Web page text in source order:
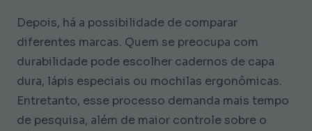
Depois, há a possibilidade de comparar
diferentes marcas. Quem se preocupa com
durabilidade pode escolher cadernos de capa
dura, lápis especiais ou mochilas ergonômicas.
Entretanto, esse processo demanda mais tempo
de pesquisa, além de maior controle sobre o